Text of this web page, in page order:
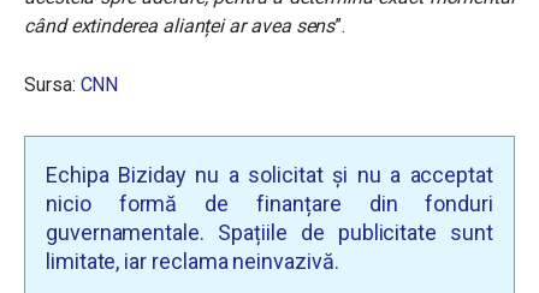
când extinderea alianței ar avea sens”.
Sursa: CNN
Echipa Biziday nu a solicitat și nu a acceptat
nicio formă de finanțare din fonduri
guvernamentale. Spațiile de publicitate sunt
limitate, iar reclama neinvazivă.